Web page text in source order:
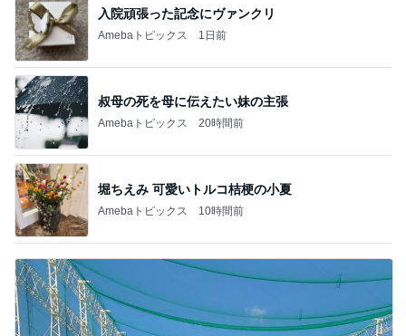
入院頑張った記念にヴァンクリ
Amebaトピックス 1日前
叔母の死を母に伝えたい妹の主張
Amebaトピックス 20時間前
堀ちえみ 可愛いトルコ桔梗の小夏
Amebaトピックス 10時間前